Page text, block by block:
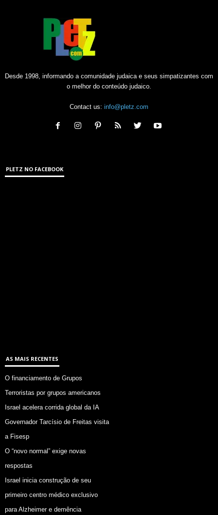
Desde 1998, informando a comunidade judaica e seus simpatizantes com
o melhor do conteúdo judaico.
Contact us: info@pletz.com
PLETZ NO FACEBOOK
AS MAIS RECENTES
O financiamento de Grupos
Terroristas por grupos americanos
Israel acelera corrida global da IA
Governador Tarcísio de Freitas visita
a Fisesp
O “novo normal” exige novas
respostas
Israel inicia construção de seu
primeiro centro médico exclusivo
para Alzheimer e demência